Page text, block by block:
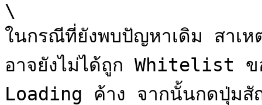
\
ในกรณีที่ยังพบปัญหาเดิม สาเห
อาจยังไม่ได้ถูก Whitelist ข
Loading ค้าง จากนั้นกดปุ่ม